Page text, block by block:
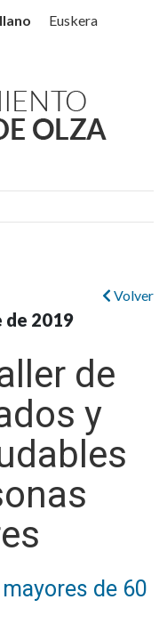
Cendea
Euskera
Volver
de 2019
de
y
de 60